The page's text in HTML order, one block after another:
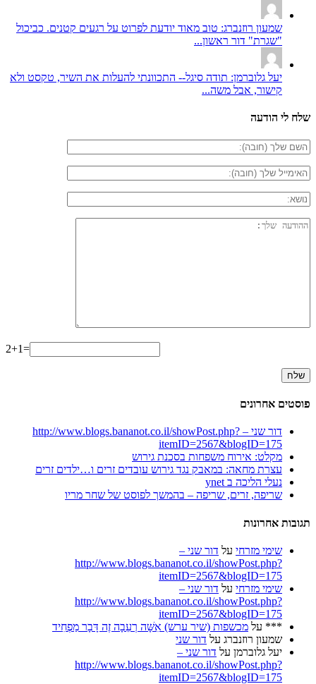
שמעון רוזנברג: טוב מאוד יודעת לפרוט על רגעים קטנים. כביכול
"שגרת" דור ראשון...
יעל גלוברמן: תודה סיגל-- התכוונתי להעלות את השיר, טקסט ולא
קישור, אבל משה...
שלח לי הודעה
2+1=
פוסטים אחרונים
דור שני – http://www.blogs.bananot.co.il/showPost.php?
itemID=2567&blogID=175
מקלט: אירוח משפחות בסכנת גירוש
עצרת מחאה: במאבק נגד גירוש עובדים זרים ו…ילדים זרים
נעלי הליכה ב ynet
שריפה, זרים, שריפה – בהמשך לפוסט של שחר מריו
תגובות אחרונות
שימי מזרחי על דור שני –
http://www.blogs.bananot.co.il/showPost.php?
itemID=2567&blogID=175
שימי מזרחי על דור שני –
http://www.blogs.bananot.co.il/showPost.php?
itemID=2567&blogID=175
*** על מכשפות (שיר ערש) אִשָּׁה רְעֵבָה זֶה דָּבָר מַפְחִיד
שמעון רוזנברג על דור שני
יעל גלוברמן על דור שני –
http://www.blogs.bananot.co.il/showPost.php?
itemID=2567&blogID=175